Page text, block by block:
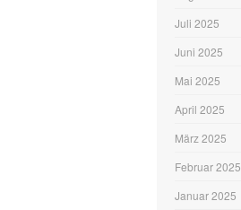
Juli 2025
Juni 2025
Mai 2025
April 2025
März 2025
Februar 2025
Januar 2025